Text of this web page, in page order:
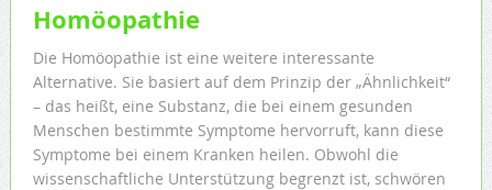
Homöopathie
Die Homöopathie ist eine weitere interessante
Alternative. Sie basiert auf dem Prinzip der „Ähnlichkeit“
– das heißt, eine Substanz, die bei einem gesunden
Menschen bestimmte Symptome hervorruft, kann diese
Symptome bei einem Kranken heilen. Obwohl die
wissenschaftliche Unterstützung begrenzt ist, schwören